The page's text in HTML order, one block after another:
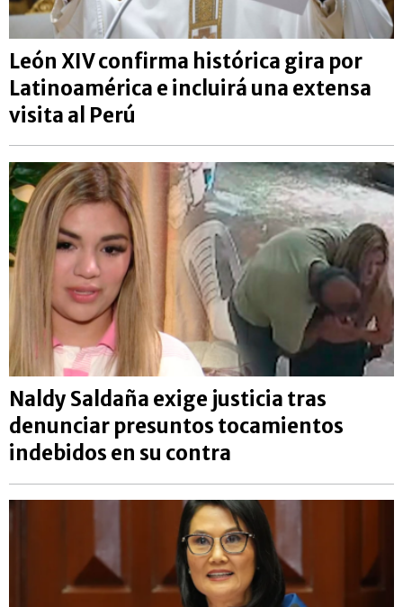
León XIV confirma histórica gira por
Latinoamérica e incluirá una extensa
visita al Perú
Naldy Saldaña exige justicia tras
denunciar presuntos tocamientos
indebidos en su contra